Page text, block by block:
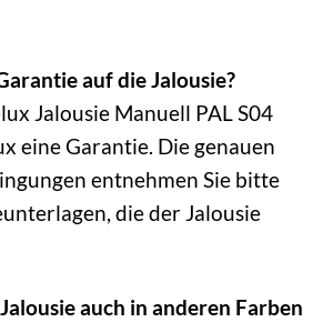
auf die Jalousie?
Jalousie Manuell PAL S04
eine Garantie. Die genauen
entnehmen Sie bitte
die der Jalousie
auch in anderen Farben